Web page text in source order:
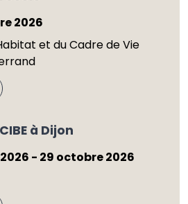
2026
et du Cadre de Vie
à Dijon
- 29 octobre 2026